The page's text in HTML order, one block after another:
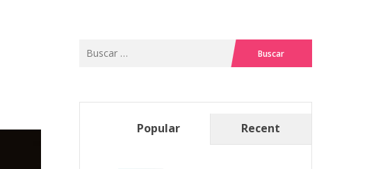
Buscar:
Popular Recent